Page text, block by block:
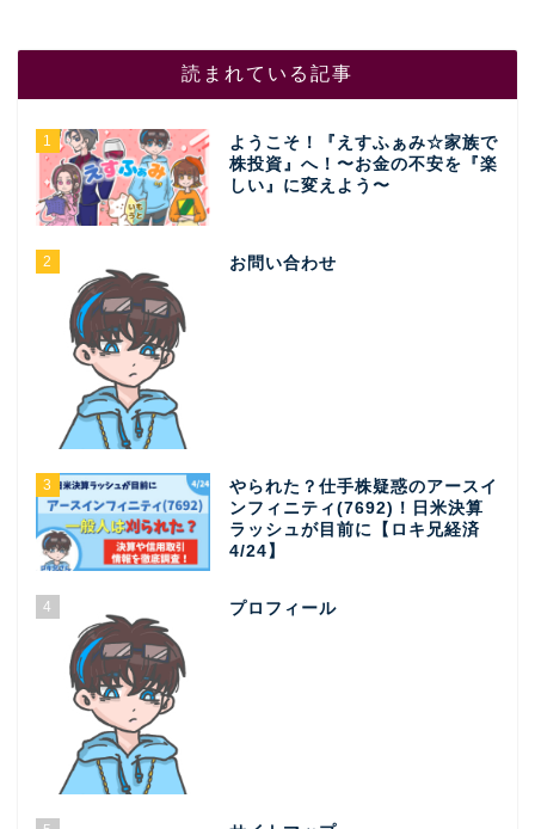
読まれている記事
1
ようこそ！『えすふぁみ☆家族で
株投資』へ！〜お金の不安を『楽
しい』に変えよう〜
2 お問い合わせ
3
やられた？仕手株疑惑のアースイ
ンフィニティ(7692)！日米決算
ラッシュが目前に【ロキ兄経済
4/24】
4 プロフィール